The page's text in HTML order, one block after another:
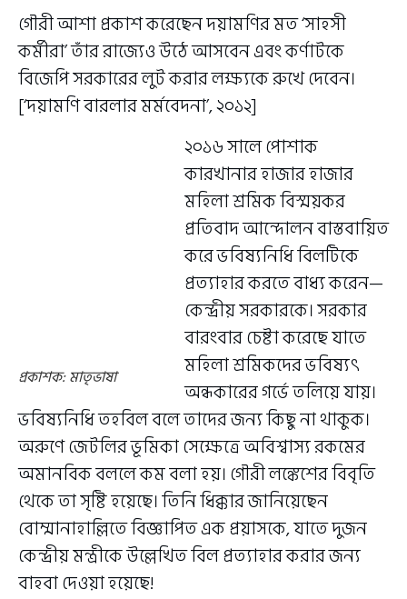
গৌরী আশা প্রকাশ করেছেন দয়ামণির মত ‘সাহসী
কর্মীরা’ তাঁর রাজ্যেও উঠে আসবেন এবং কর্ণাটকে
বিজেপি সরকারের লুট করার লক্ষ্যকে রুখে দেবেন।
[‘দয়ামণি বারলার মর্মবেদনা’, ২০১২]
প্রকাশক: মাতৃভাষা
২০১৬ সালে পোশাক
কারখানার হাজার হাজার
মহিলা শ্রমিক বিস্ময়কর
প্রতিবাদ আন্দোলন বাস্তবায়িত
করে ভবিষ্যনিধি বিলটিকে
প্রত্যাহার করতে বাধ্য করেন—
কেন্দ্রীয় সরকারকে। সরকার
বারংবার চেষ্টা করেছে যাতে
মহিলা শ্রমিকদের ভবিষ্যৎ
অন্ধকারের গর্ভে তলিয়ে যায়।
ভবিষ্যনিধি তহবিল বলে তাদের জন্য কিছু না থাকুক।
অরুণে জেটলির ভূমিকা সেক্ষেত্রে অবিশ্বাস্য রকমের
অমানবিক বললে কম বলা হয়। গৌরী লঙ্কেশের বিবৃতি
থেকে তা সৃষ্টি হয়েছে। তিনি ধিক্কার জানিয়েছেন
বোম্মানাহাল্লিতে বিজ্ঞাপিত এক প্রয়াসকে, যাতে দুজন
কেন্দ্রীয় মন্ত্রীকে উল্লেখিত বিল প্রত্যাহার করার জন্য
বাহবা দেওয়া হয়েছে!